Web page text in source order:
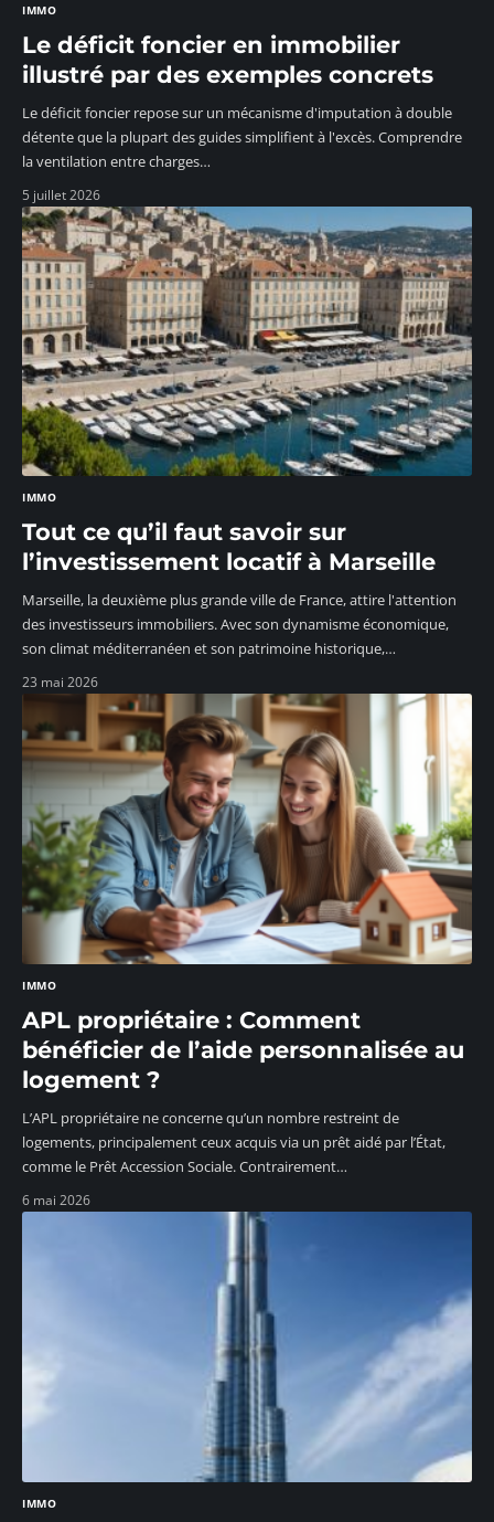
IMMO
Le déficit foncier en immobilier
illustré par des exemples concrets
Le déficit foncier repose sur un mécanisme d'imputation à double
détente que la plupart des guides simplifient à l'excès. Comprendre
la ventilation entre charges…
5 juillet 2026
IMMO
Tout ce qu’il faut savoir sur
l’investissement locatif à Marseille
Marseille, la deuxième plus grande ville de France, attire l'attention
des investisseurs immobiliers. Avec son dynamisme économique,
son climat méditerranéen et son patrimoine historique,…
23 mai 2026
IMMO
APL propriétaire : Comment
bénéficier de l’aide personnalisée au
logement ?
L’APL propriétaire ne concerne qu’un nombre restreint de
logements, principalement ceux acquis via un prêt aidé par l’État,
comme le Prêt Accession Sociale. Contrairement…
6 mai 2026
IMMO